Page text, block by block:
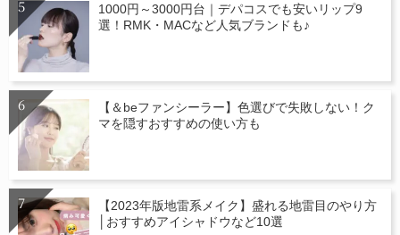
1000円～3000円台｜デパコスでも安いリップ9
選！RMK・MACなど人気ブランドも♪
【＆beファンシーラー】色選びで失敗しない！ク
マを隠すおすすめの使い方も
【2023年版地雷系メイク】盛れる地雷目のやり方
│おすすめアイシャドウなど10選